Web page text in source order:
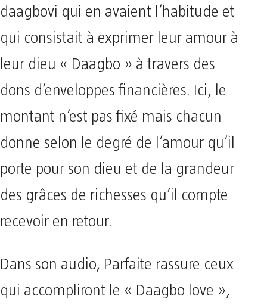
daagbovi qui en avaient l’habitude et
qui consistait à exprimer leur amour à
leur dieu « Daagbo » à travers des
dons d’enveloppes financières. Ici, le
montant n’est pas fixé mais chacun
donne selon le degré de l’amour qu’il
porte pour son dieu et de la grandeur
des grâces de richesses qu’il compte
recevoir en retour.
Dans son audio, Parfaite rassure ceux
qui accompliront le « Daagbo love »,